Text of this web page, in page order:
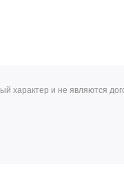
характер и не являются